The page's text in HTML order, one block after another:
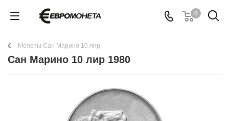
0
Монеты Сан Марино 10 лир
Сан Марино 10 лир 1980